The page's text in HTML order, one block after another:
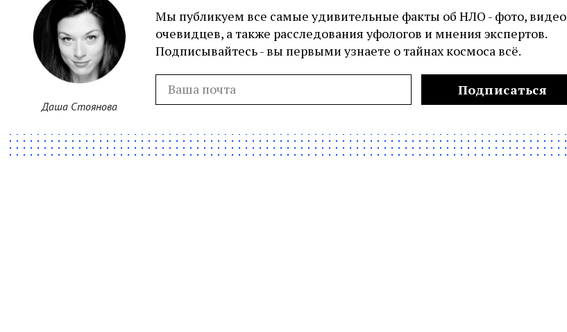
Даша Стоянова
Мы публикуем все самые удивительные факты об НЛО - фото, видео
очевидцев, а также расследования уфологов и мнения экспертов.
Подписывайтесь - вы первыми узнаете о тайнах космоса всё.
Подписаться